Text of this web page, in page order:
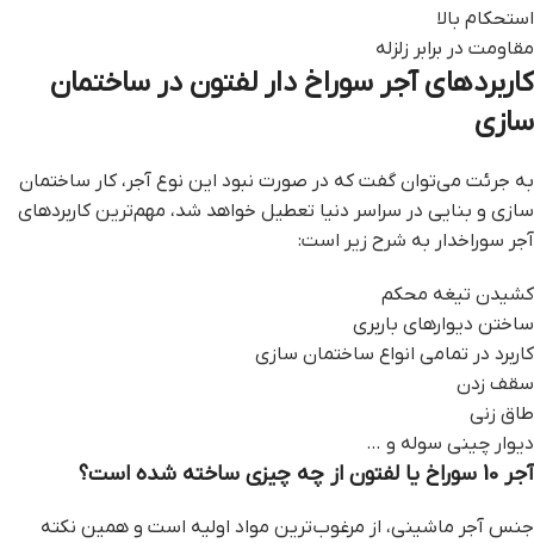
استحکام بالا
مقاومت در برابر زلزله
کاربردهای آجر سوراخ دار لفتون در ساختمان
سازی
به جرئت می‌توان گفت که در صورت نبود این نوع آجر، کار ساختمان
سازی و بنایی در سراسر دنیا تعطیل خواهد شد، مهم‌ترین کاربردهای
آجر سوراخدار به شرح زیر است:
کشیدن تیغه‌ محکم
ساختن دیوار‌های باربری
کاربرد در تمامی انواع ساختمان سازی
سقف زدن
طاق زنی
دیوار چینی سوله و …
آجر 10 سوراخ یا لفتون از چه چیزی ساخته شده است؟
جنس آجر ماشینی، از مرغوب‌ترین مواد اولیه است و همین نکته